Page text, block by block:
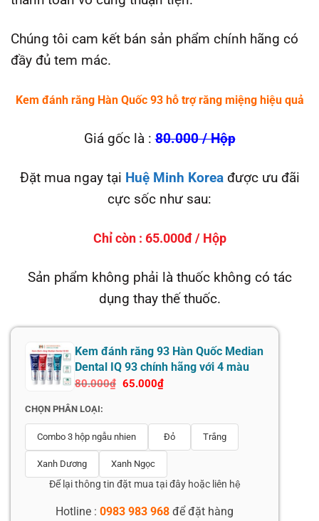
Chúng tôi cam kết bán sản phẩm chính hãng có
đầy đủ tem mác.
Kem đánh răng Hàn Quốc 93 hỗ trợ răng miệng hiệu quả
Giá gốc là :80.000 / Hộp
Đặt mua ngay tại Huệ Minh Koreađược ưu đãi
cực sốc như sau:
Chỉ còn : 65.000đ / Hộp
Sản phẩm không phải là thuốc không có tác
dụng thay thế thuốc.
Kem đánh răng 93 Hàn Quốc Median
Dental IQ 93 chính hãng với 4 màu
80.000₫ 65.000₫
CHỌN PHÂN LOẠI:
Combo 3 hộp ngẫu nhien Đỏ Trắng
Xanh Dương Xanh Ngọc
Để lại thông tin đặt mua tại đây hoặc liên hệ
Hotline :0983 983 968 để đặt hàng